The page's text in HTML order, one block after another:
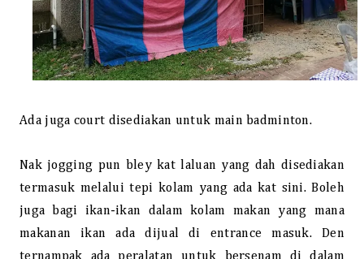
Ada juga court disediakan untuk main badminton.
Nak jogging pun bley kat laluan yang dah disediakan
termasuk melalui tepi kolam yang ada kat sini. Boleh
juga bagi ikan-ikan dalam kolam makan yang mana
makanan ikan ada dijual di entrance masuk. Den